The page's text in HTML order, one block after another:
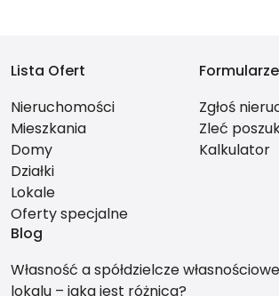
Lista Ofert
Nieruchomości
Mieszkania
Domy
Działki
Lokale
Oferty specjalne
Formularze
Zgłoś
Zleć
Kalkulator
Blog
Własność a spółdzielcze
lokalu – jaka jest różnica?